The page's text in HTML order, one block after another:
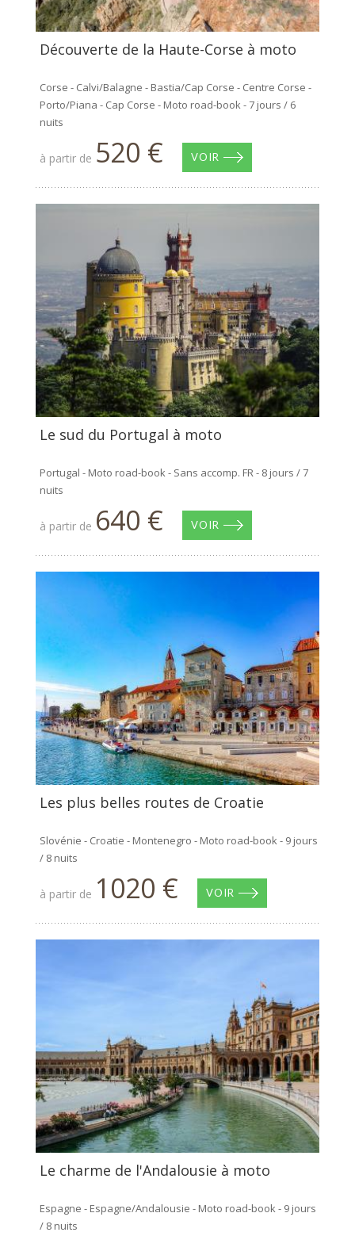
Découverte de la Haute-Corse à moto
Corse - Calvi/Balagne - Bastia/Cap Corse - Centre Corse -
Porto/Piana - Cap Corse - Moto road-book - 7 jours / 6
nuits
à partir de 520 € VOIR
Le sud du Portugal à moto
Portugal - Moto road-book - Sans accomp. FR - 8 jours / 7
nuits
à partir de 640 € VOIR
Les plus belles routes de Croatie
Slovénie - Croatie - Montenegro - Moto road-book - 9 jours
/ 8 nuits
à partir de 1020 € VOIR
Le charme de l'Andalousie à moto
Espagne - Espagne/Andalousie - Moto road-book - 9 jours
/ 8 nuits